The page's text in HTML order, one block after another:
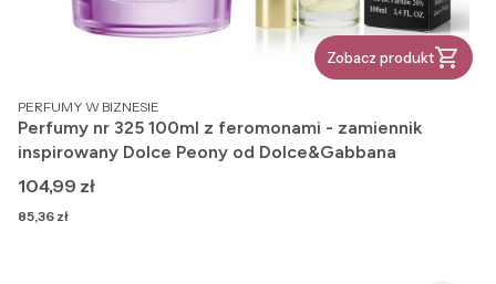
Zobacz produkt
PRODUCENT
PERFUMY W BIZNESIE
Perfumy nr 325 100ml z feromonami - zamiennik
inspirowany Dolce Peony od Dolce&Gabbana
Cena
104,99 zł
Cena
85,36 zł